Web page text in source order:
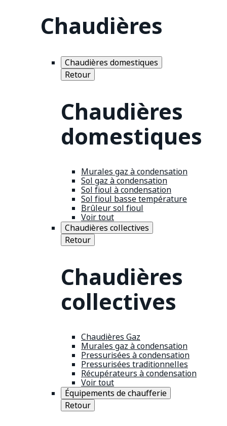
Chaudières
Chaudières domestiques
Retour
Chaudières
domestiques
Murales gaz à condensation
Sol gaz à condensation
Sol fioul à condensation
Sol fioul basse température
Brûleur sol fioul
Voir tout
Chaudières collectives
Retour
Chaudières
collectives
Chaudières Gaz
Murales gaz à condensation
Pressurisées à condensation
Pressurisées traditionnelles
Récupérateurs à condensation
Voir tout
Équipements de chaufferie
Retour